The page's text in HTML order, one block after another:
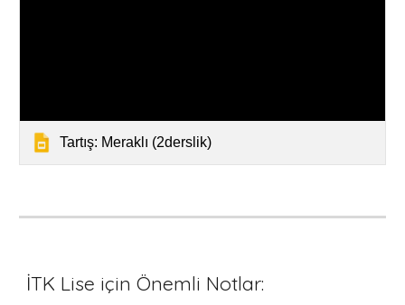
Tartış: Meraklı (2derslik)
İTK Lise için Önemli Notlar: